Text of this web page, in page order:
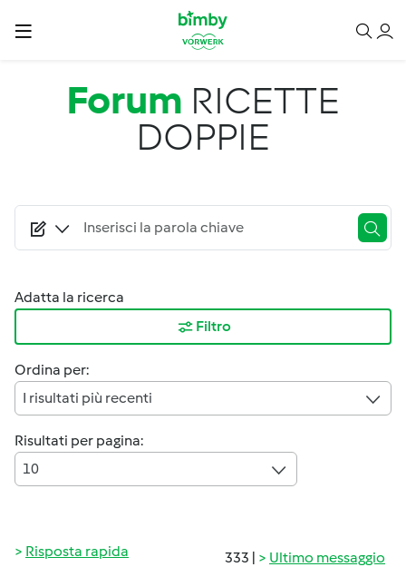
Salta al contenuto principale
Forum RICETTE
DOPPIE
Adatta la ricerca
Filtro
Ordina per:
I risultati più recenti
Risultati per pagina:
10
333 | Ultimo messaggio
Risposta rapida